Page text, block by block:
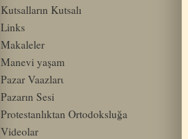
Kutsalların Kutsalı
Links
Makaleler
Manevi yaşam
Pazar Vaazlarι
Pazarın Sesi
Protestanlıktan Ortodoksluğa
Videolar